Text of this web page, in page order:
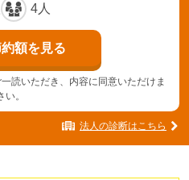
4人
額を見る
一読いただき、内容に同意いただけま
。
法人の診断はこちら